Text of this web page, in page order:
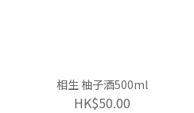
相生 柚子酒500ml
HK$50.00